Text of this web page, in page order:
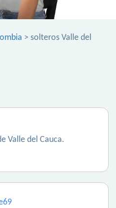
> solteros Valle del
Valle del Cauca.